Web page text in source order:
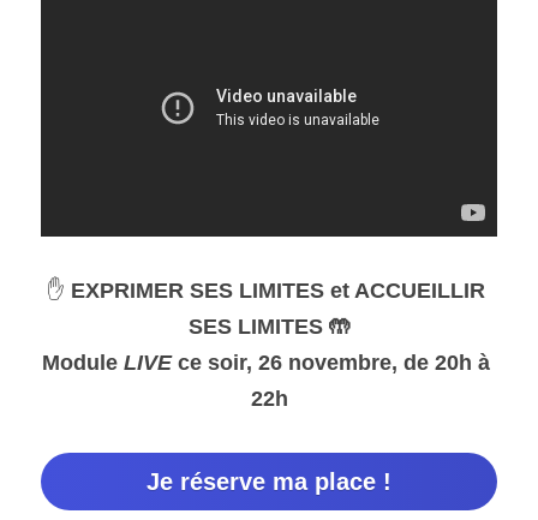
✋ EXPRIMER SES LIMITES et ACCUEILLIR
SES LIMITES 🤲
Module LIVE ce soir, 26 novembre, de 20h à
22h
Je réserve ma place !